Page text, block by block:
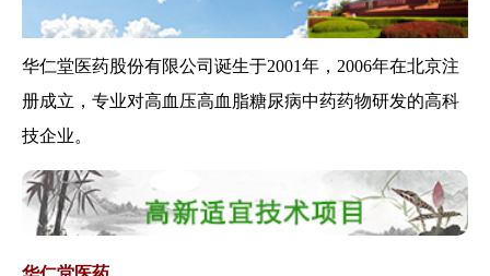
关于印发全国基层医疗卫生机构
信息化建设标...
关于做好医养结合机构审批登记
工作的通知
国家中医药管理局办公室关于印
发《全国中医...
关于印发医疗机构医用耗材管理
华仁堂医药股份有限公司诞生于2001年，2006年在北京注
册成立，专业对高血压高血脂糖尿病中药药物研发的高科
技企业。